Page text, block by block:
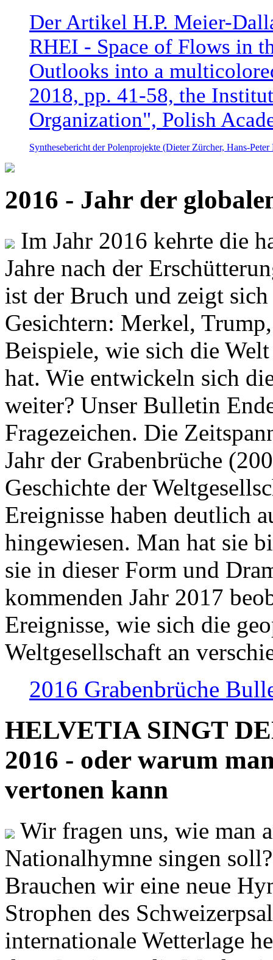
Der Artikel H.P. Meier-
RHEI - Space of Flows in
Outlooks into a
2018, pp. 41-58, the
Organization", Polish
Synthesebericht der Polenprojekte (Dieter Zürcher, Hans-
2016 - Jahr der
Im Jahr 2016 kehrte die
Jahre nach der
ist der Bruch und zeigt
Gesichtern: Merkel,
Beispiele, wie sich die
hat. Wie entwickeln sich
weiter? Unser Bulletin
Fragezeichen. Die
Jahr der Grabenbrüche
Geschichte der
Ereignisse haben deutlich
hingewiesen. Man hat sie
sie in dieser Form und
kommenden Jahr 2017
Ereignisse, wie sich die
Weltgesellschaft an
2016 Grabenbrüche
HELVETIA SINGT
2016 - oder warum
vertonen kann
Wir fragen uns, wie man
Nationalhymne singen
Brauchen wir eine neue
Strophen des
internationale Wetterlage